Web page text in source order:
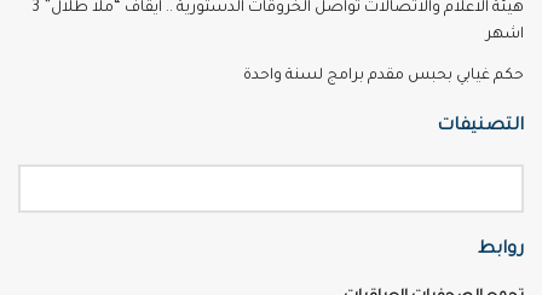
هيئة الاعلام والاتصالات تواصل الخروقات الدستورية .. ايقاف “ملا طلال” 3
اشهر
حكم غيابي بحبس مقدم برامج لسنة واحدة
التصنيفات
روابط